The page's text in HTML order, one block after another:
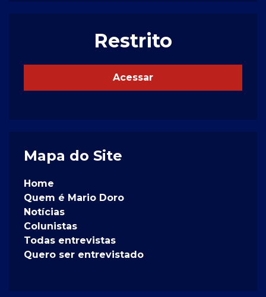
Restrito
Acessar
Mapa do Site
Home
Quem é Mario Doro
Notícias
Colunistas
Todas entrevistas
Quero ser entrevistado